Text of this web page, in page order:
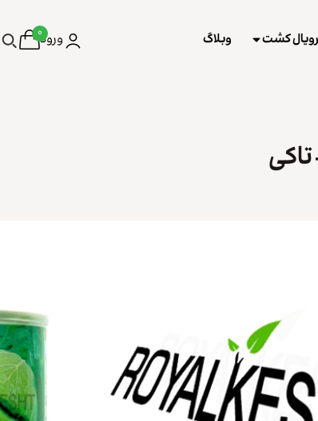
رویال کشت وبلاگ ورود۰